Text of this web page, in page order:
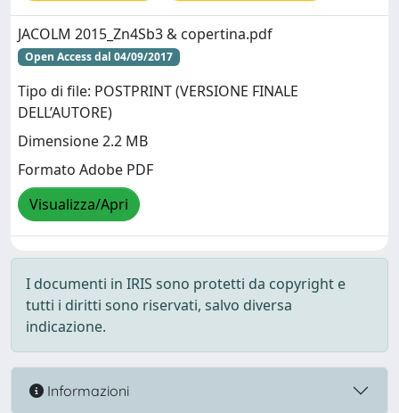
JACOLM 2015_Zn4Sb3 & copertina.pdf
Open Access dal 04/09/2017
Tipo di file: POSTPRINT (VERSIONE FINALE
DELL’AUTORE)
Dimensione 2.2 MB
Formato Adobe PDF
Visualizza/Apri
I documenti in IRIS sono protetti da copyright e
tutti i diritti sono riservati, salvo diversa
indicazione.
Informazioni